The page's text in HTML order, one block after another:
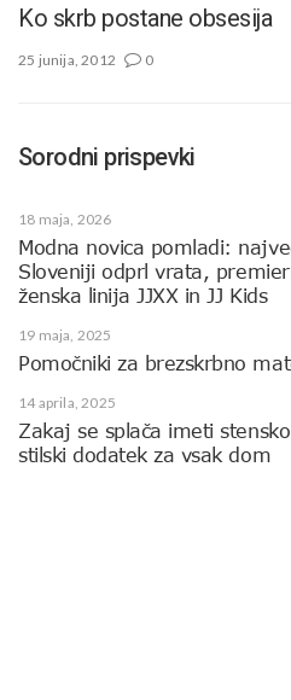
Ko skrb postane obsesija
25 junija, 2012 0
Sorodni prispevki
18 maja, 2026
Modna novica pomladi:
Sloveniji odprl vrata,
ženska linija JJXX in JJ Kids
19 maja, 2025
Pomočniki za brezskrbno
14 aprila, 2025
Zakaj se splača imeti
stilski dodatek za vsak dom